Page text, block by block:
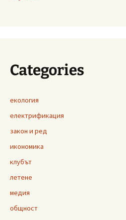
Categories
екология
електрификация
закон и ред
икономика
клубът
летене
медия
общност